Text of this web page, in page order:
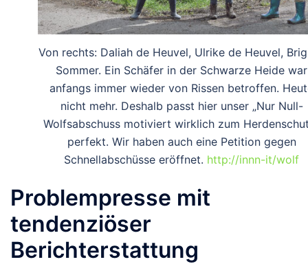
Von rechts: Daliah de Heuvel, Ulrike de Heuvel,
Sommer. Ein Schäfer in der Schwarze Heide war
anfangs immer wieder von Rissen betroffen.
nicht mehr. Deshalb passt hier unser „Nur Null-
Wolfsabschuss motiviert wirklich zum
perfekt. Wir haben auch eine Petition gegen
Schnellabschüsse eröffnet. http://innn-it/wolf
Problempresse mit
tendenziöser
Berichterstattung